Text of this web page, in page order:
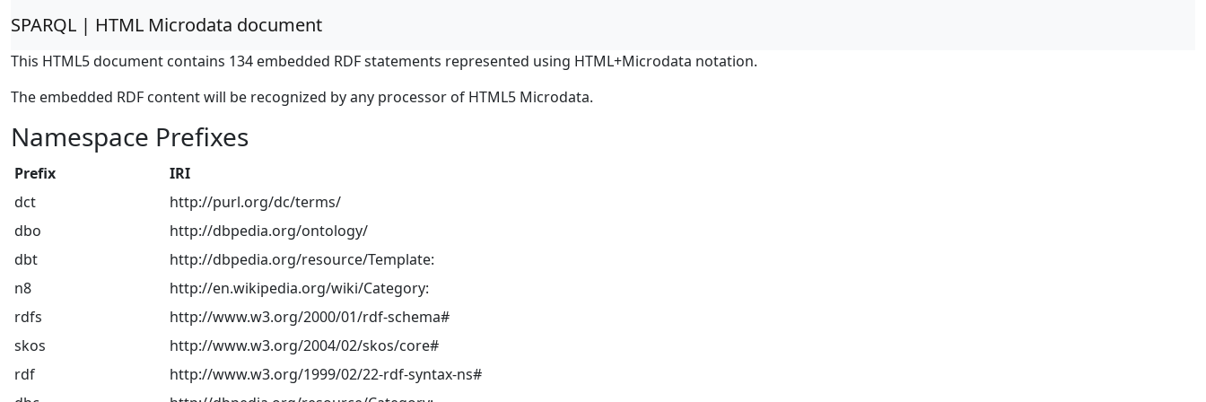
SPARQL | HTML Microdata document
This HTML5 document contains 134 embedded RDF statements represented using HTML+Microdata notation.
The embedded RDF content will be recognized by any processor of HTML5 Microdata.
Namespace Prefixes
Prefix
IRI
dct
http://purl.org/dc/terms/
dbo
http://dbpedia.org/ontology/
dbt
http://dbpedia.org/resource/Template:
n8
http://en.wikipedia.org/wiki/Category:
rdfs
http://www.w3.org/2000/01/rdf-schema#
skos
http://www.w3.org/2004/02/skos/core#
rdf
http://www.w3.org/1999/02/22-rdf-syntax-ns#